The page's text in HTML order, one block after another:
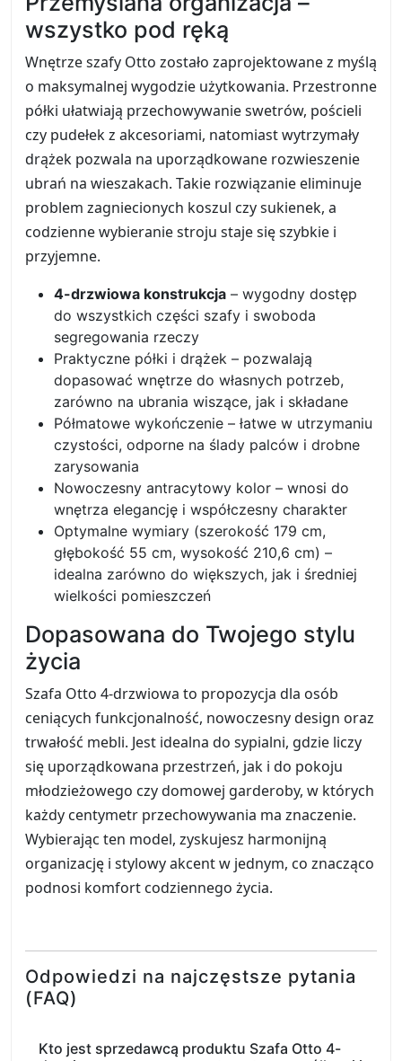
wszystko pod ręką
Wnętrze szafy Otto zostało zaprojektowane z myślą
o maksymalnej wygodzie użytkowania. Przestronne
półki ułatwiają przechowywanie swetrów, pościeli
czy pudełek z akcesoriami, natomiast wytrzymały
drążek pozwala na uporządkowane rozwieszenie
ubrań na wieszakach. Takie rozwiązanie eliminuje
problem zagniecionych koszul czy sukienek, a
codzienne wybieranie stroju staje się szybkie i
przyjemne.
4-drzwiowa konstrukcja – wygodny dostęp
do wszystkich części szafy i swoboda
segregowania rzeczy
Praktyczne półki i drążek – pozwalają
dopasować wnętrze do własnych potrzeb,
zarówno na ubrania wiszące, jak i składane
Półmatowe wykończenie – łatwe w utrzymaniu
czystości, odporne na ślady palców i drobne
zarysowania
Nowoczesny antracytowy kolor – wnosi do
wnętrza elegancję i współczesny charakter
Optymalne wymiary (szerokość 179 cm,
głębokość 55 cm, wysokość 210,6 cm) –
idealna zarówno do większych, jak i średniej
wielkości pomieszczeń
Dopasowana do Twojego stylu
życia
Szafa Otto 4-drzwiowa to propozycja dla osób
ceniących funkcjonalność, nowoczesny design oraz
trwałość mebli. Jest idealna do sypialni, gdzie liczy
się uporządkowana przestrzeń, jak i do pokoju
młodzieżowego czy domowej garderoby, w których
każdy centymetr przechowywania ma znaczenie.
Wybierając ten model, zyskujesz harmonijną
organizację i stylowy akcent w jednym, co znacząco
podnosi komfort codziennego życia.
Odpowiedzi na najczęstsze pytania
(FAQ)
Kto jest sprzedawcą produktu Szafa Otto 4-